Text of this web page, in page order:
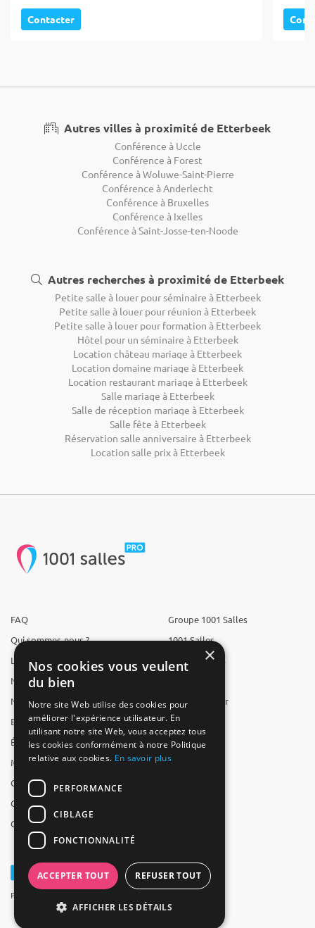
Contacter
Autres villes à proximité de Etterbeek
Conférence à Uccle
Conférence à Forest
Conférence à Woluwe-Saint-Pierre
Conférence à Anderlecht
Conférence à Bruxelles
Conférence à Ixelles
Conférence à Saint-Josse-ten-Noode
Autres recherches à proximité de Etterbeek
Petite salle à louer pour séminaire à Etterbeek
Petite salle à louer pour réunion à Etterbeek
Petite salle à louer pour formation à Etterbeek
Hôtel pour un séminaire à Etterbeek
Location château mariage à Etterbeek
Location domaine mariage à Etterbeek
Location restaurant mariage à Etterbeek
Salle mariage à Etterbeek
Salle de réception mariage à Etterbeek
Salle fête à Etterbeek
Réservation salle anniversaire à Etterbeek
Location salle prix à Etterbeek
FAQ
Qui sommes-nous ?
L'équipe
Nous recrutons
Nos partenaires
Espace presse
Études
Mentions légales
CGV
CGU
Contact
Groupe 1001 Salles
1001 Salles
1001 Traiteurs
Reserverunbar
MP2
Powered by Groupe 1001Salles
×
Nos cookies vous veulent
du bien
Notre site Web utilise des cookies pour
améliorer l'expérience utilisateur. En
utilisant notre site Web, vous acceptez tous
les cookies conformément à notre Politique
relative aux cookies. En savoir plus
PERFORMANCE
CIBLAGE
FONCTIONNALITÉ
ACCEPTER TOUT REFUSER TOUT
AFFICHER LES DÉTAILS